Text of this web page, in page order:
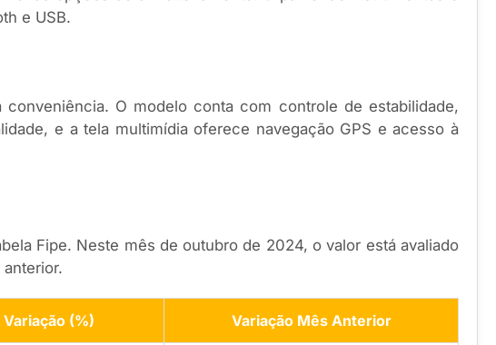
e USB.
O modelo conta com controle de estabilidade,
e a tela multimídia oferece navegação GPS e acesso à
Fipe. Neste mês de outubro de 2024, o valor está avaliado
(%) Variação Mês Anterior